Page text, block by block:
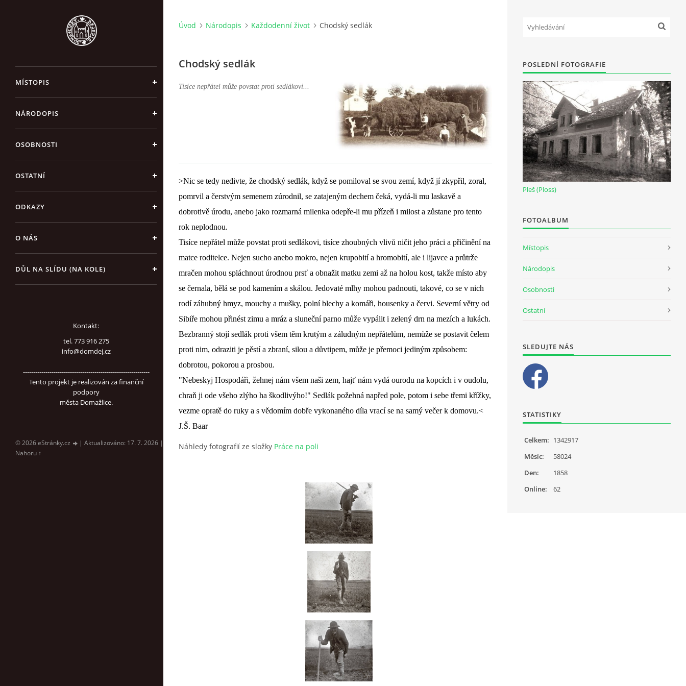
MÍSTOPIS
NÁRODOPIS
OSOBNOSTI
OSTATNÍ
ODKAZY
O NÁS
DŮL NA SLÍDU (NA KOLE)
Kontakt:
tel. 773 916 275
info@domdej.cz
--------------------------------------------------------------
Tento projekt je realizován za finanční
podpory
města Domažlice.
© 2026 eStránky.cz | Aktualizováno: 17. 7. 2026 |
Nahoru ↑
Úvod Národopis Každodenní život Chodský sedlák
Chodský sedlák
Tisíce nepřátel může povstat proti sedlákovi...
>Nic se tedy nedivte, že chodský sedlák, když se pomiloval se svou zemí, když jí zkypřil, zoral,
pomrvil a čerstvým semenem zúrodnil, se zatajeným dechem čeká, vydá-li mu laskavě a
dobrotivě úrodu, anebo jako rozmarná milenka odepře-li mu přízeň i milost a zůstane pro tento
rok neplodnou.
Tisíce nepřátel může povstat proti sedlákovi, tisíce zhoubných vlivů ničit jeho práci a přičinění na
matce roditelce. Nejen sucho anebo mokro, nejen krupobití a hromobití, ale i lijavce a průtrže
mračen mohou spláchnout úrodnou prsť a obnažit matku zemi až na holou kost, takže místo aby
se černala, bělá se pod kamením a skálou. Jedovaté mlhy mohou padnouti, takové, co se v nich
rodí záhubný hmyz, mouchy a mušky, polní blechy a komáři, housenky a červi. Severní větry od
Sibiře mohou přinést zimu a mráz a sluneční parno může vypálit i zelený drn na mezích a lukách.
Bezbranný stojí sedlák proti všem těm krutým a záludným nepřátelům, nemůže se postavit čelem
proti nim, odraziti je pěstí a zbraní, silou a důvtipem, může je přemoci jediným způsobem:
dobrotou, pokorou a prosbou.
"Nebeskyj Hospodáři, žehnej nám všem naši zem, hajť nám vydá ourodu na kopcích i v oudolu,
chraň ji ode všeho zlýho ha škodlivýho!" Sedlák požehná napřed pole, potom i sebe třemi křížky,
vezme opratě do ruky a s vědomím dobře vykonaného díla vrací se na samý večer k domovu.<
J.Š. Baar
Náhledy fotografií ze složky Práce na poli
POSLEDNÍ FOTOGRAFIE
Pleš (Ploss)
FOTOALBUM
Místopis
Národopis
Osobnosti
Ostatní
SLEDUJTE NÁS
STATISTIKY
Online: 62
Celkem: 1342917
Měsíc:
58024
Den:
1858